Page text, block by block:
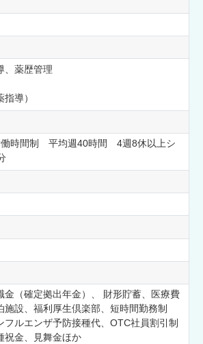
、薬歴管理
導）
働時間制 平均週40時間 4週8休以上シ
金（確定拠出年金）、 財形貯蓄、医療費
施設、福利厚生倶楽部、短時間勤務制
フルエンザ予防接種代、OTC社員割引制
祝金、見舞金ほか